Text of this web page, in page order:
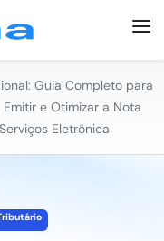
Guia Completo para
Emitir e Otimizar a Nota
Eletrônica